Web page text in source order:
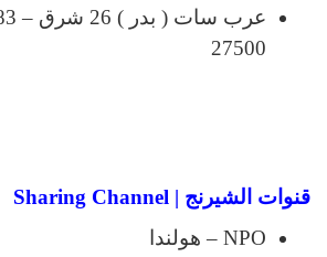
27500
قنوات الشيرنج | Sharing Channel
NPO – هولندا